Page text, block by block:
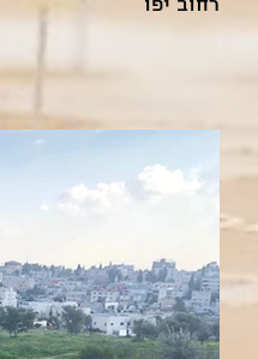
רחוב יפו